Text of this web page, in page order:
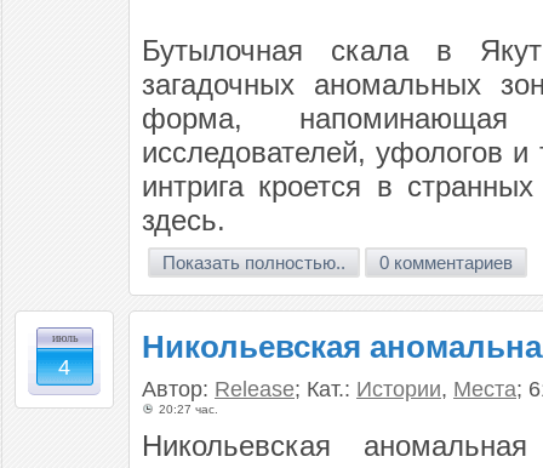
Бутылочная скала в
загадочных аномальных
форма, напоминающая
исследователей, уфологов
интрига кроется в
здесь.
Показать полностью.. 0 комментариев
июль
4
Никольевская
Автор: Release; Кат.: Истории, Места;
20:27 час.
Никольевская